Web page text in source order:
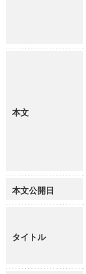
本文
本文公開日
タイトル